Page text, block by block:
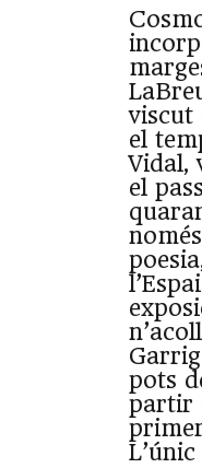
viscut
el
Vidal,
el
pots
partir